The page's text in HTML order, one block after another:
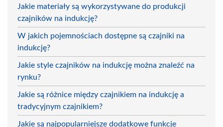
Jakie materiały są wykorzystywane do produkcji
czajników na indukcję?
W jakich pojemnościach dostępne są czajniki na
indukcję?
Jakie style czajników na indukcję można znaleźć na
rynku?
Jakie są różnice między czajnikiem na indukcję a
tradycyjnym czajnikiem?
Jakie są najpopularniejsze dodatkowe funkcje